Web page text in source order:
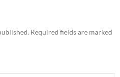
Required fields are marked